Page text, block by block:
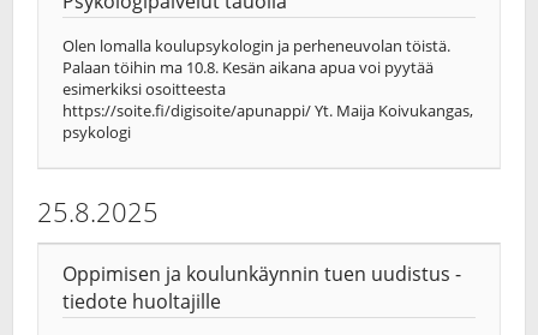
Olen lomalla koulupsykologin ja perheneuvolan töistä.
Palaan töihin ma 10.8. Kesän aikana apua voi pyytää
esimerkiksi osoitteesta
https://soite.fi/digisoite/apunappi/ Yt. Maija Koivukangas,
psykologi
25.8.2025
Oppimisen ja koulunkäynnin tuen uudistus -
tiedote huoltajille